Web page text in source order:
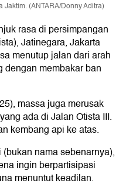
(ANTARA/Donny Aditra)
rasa di persimpangan
Jatinegara, Jakarta
menutup jalan dari arah
membakar ban
massa juga merusak
ada di Jalan Otista III.
kembang api ke atas.
nama sebenarnya),
ingin berpartisipasi
menuntut keadilan.